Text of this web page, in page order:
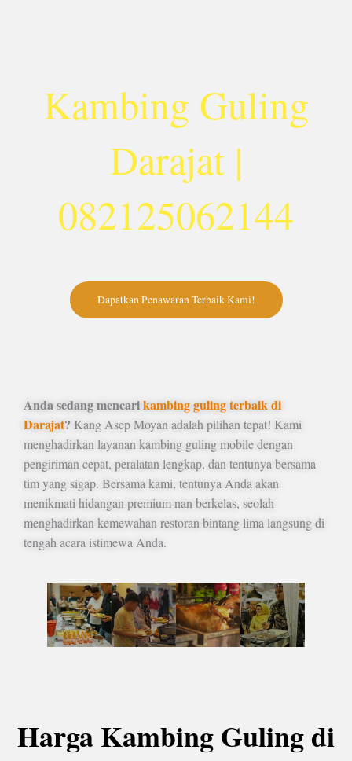
Kambing Guling
Darajat |
082125062144
Dapatkan Penawaran Terbaik Kami!
Anda sedang mencarikambing guling terbaik di
Darajat? Kang Asep Moyan adalah pilihan tepat! Kami
menghadirkan layanan kambing guling mobile dengan
pengiriman cepat, peralatan lengkap, dan tentunya bersama
tim yang sigap. Bersama kami, tentunya Anda akan
menikmati hidangan premium nan berkelas, seolah
menghadirkan kemewahan restoran bintang lima langsung di
tengah acara istimewa Anda.
Harga Kambing Guling di